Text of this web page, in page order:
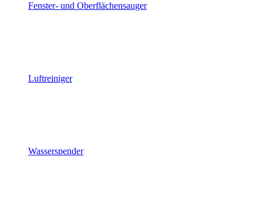
Fenster- und Oberflächensauger
Luftreiniger
Wasserspender